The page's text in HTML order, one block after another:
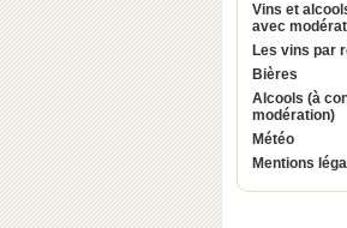
Vins et
avec
Les vins par
Bières
Alcools (à
modération)
Météo
Mentions